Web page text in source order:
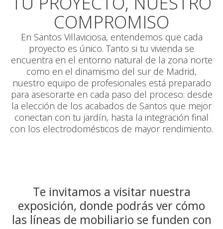
COMPROMISO
En Santos Villaviciosa, entendemos que cada
proyecto es único. Tanto si tu vivienda se
encuentra en el entorno natural de la zona norte
como en el dinamismo del sur de Madrid,
nuestro equipo de profesionales está preparado
para asesorarte en cada paso del proceso: desde
la elección de los acabados de Santos que mejor
conectan con tu jardín, hasta la integración final
con los electrodomésticos de mayor rendimiento.
Te invitamos a visitar nuestra
exposición, donde podrás ver cómo
las líneas de mobiliario se funden con